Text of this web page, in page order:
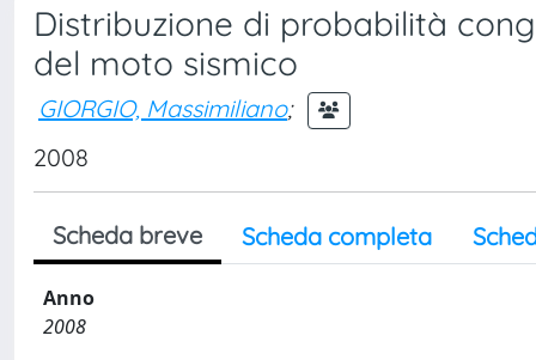
Distribuzione di probabilità
del moto sismico
GIORGIO, Massimiliano;
2008
Scheda breve Scheda completa
Anno
2008